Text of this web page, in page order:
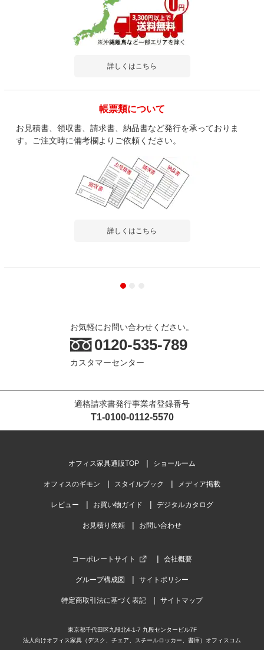
詳しくはこちら
帳票類について
お見積書、領収書、請求書、納品書など発行を承っておりま
す。ご注文時に備考欄よりご依頼ください。
詳しくはこちら
お気軽にお問い合わせください。
0120-535-789
カスタマーセンター
適格請求書発行事業者登録番号
T1-0100-0112-5570
オフィス家具通販TOP ショールーム
オフィスのギモン スタイルブック メディア掲載
レビュー お買い物ガイド デジタルカタログ
お見積り依頼 お問い合わせ
コーポレートサイト 会社概要
グループ構成図 サイトポリシー
特定商取引法に基づく表記 サイトマップ
東京都千代田区九段北4-1-7 九段センタービル7F
法人向けオフィス家具（デスク、チェア、スチールロッカー、書庫）オフィスコム